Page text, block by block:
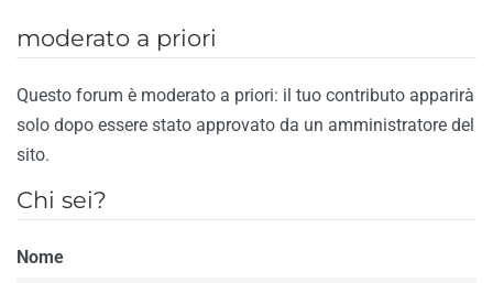
moderato a priori
Questo forum è moderato a priori: il tuo contributo apparirà
solo dopo essere stato approvato da un amministratore del
sito.
Chi sei?
Nome